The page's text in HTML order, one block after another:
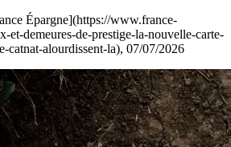
Épargne](https://www.france-
et-demeures-de-prestige-la-nouvelle-carte-
catnat-alourdissent-la), 07/07/2026